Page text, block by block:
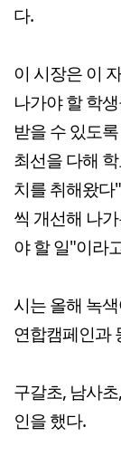
다.
이 시장은 이
나가야 할 학
받을 수 있도
최선을 다해
치를 취해왔다
씩 개선해 나
야 할 일"이라
시는 올해 녹
연합캠페인과
구갈초, 남사
인을 했다.